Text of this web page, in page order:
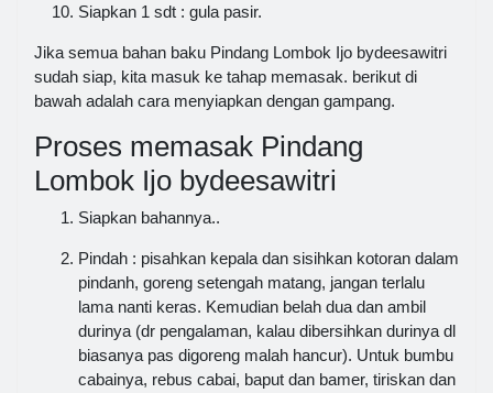
Siapkan 1 sdt : gula pasir.
Jika semua bahan baku Pindang Lombok Ijo bydeesawitri
sudah siap, kita masuk ke tahap memasak. berikut di
bawah adalah cara menyiapkan dengan gampang.
Proses memasak Pindang
Lombok Ijo bydeesawitri
Siapkan bahannya..
Pindah : pisahkan kepala dan sisihkan kotoran dalam
pindanh, goreng setengah matang, jangan terlalu
lama nanti keras. Kemudian belah dua dan ambil
durinya (dr pengalaman, kalau dibersihkan durinya dl
biasanya pas digoreng malah hancur). Untuk bumbu
cabainya, rebus cabai, baput dan bamer, tiriskan dan